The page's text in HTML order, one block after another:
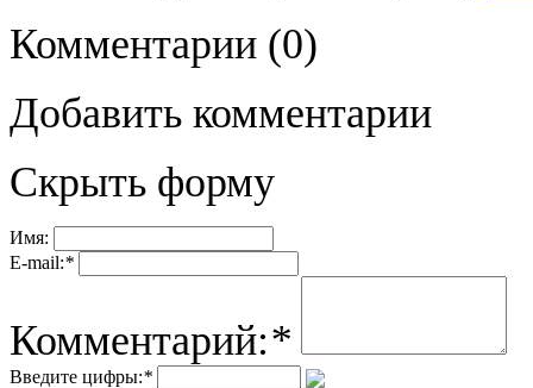
Комментарии (0)
Добавить комментарии
Скрыть форму
Имя:
E-mail:*
Комментарий:*
Введите цифры:*